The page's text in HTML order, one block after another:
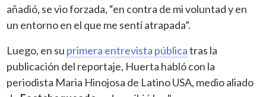
añadió, se vio forzada, “en contra de mi voluntad y en
un entorno en el que me sentí atrapada”.
Luego, en su primera entrevista públicatras la
publicación del reportaje, Huerta habló con la
periodista Maria Hinojosa de Latino USA, medio aliado